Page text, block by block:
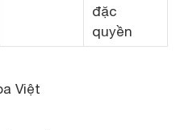
đặc
quyền
Việt